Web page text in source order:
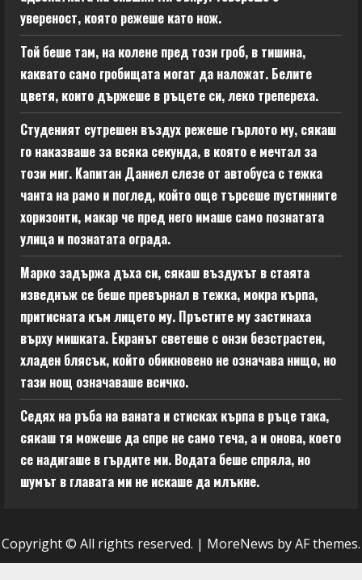
увереност, която режеше като нож.
Той беше там, на колене пред този гроб, в тишина,
каквато само гробищата могат да наложат. Белите
цветя, които държеше в ръцете си, леко трепереха.
Студеният сутрешен въздух режеше гърлото му, сякаш
го наказваше за всяка секунда, в която е мечтал за
този миг. Капитан Даниел слезе от автобуса с тежка
чанта на рамо и поглед, който още търсеше пустинните
хоризонти, макар че пред него имаше само познатата
улица и познатата ограда.
Марко задържа дъха си, сякаш въздухът в стаята
изведнъж се беше превърнал в тежка, мокра кърпа,
притисната към лицето му. Пръстите му застинаха
върху мишката. Екранът светеше с онзи безстрастен,
хладен блясък, който обикновено не означава нищо, но
тази нощ означаваше всичко.
Седях на ръба на ваната и стисках кърпа в ръце така,
сякаш тя можеше да спре не само теча, а и онова, което
се надигаше в гърдите ми. Водата беше спряла, но
шумът в главата ми не искаше да млъкне.
Copyright © All rights reserved. | MoreNews by AF themes.